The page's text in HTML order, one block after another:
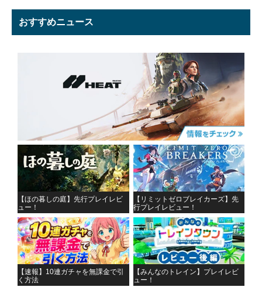
おすすめニュース
【ほの暮しの庭】先行プレイレビ
ュー！
【リミットゼロブレイカーズ】先
行プレイレビュー！
【速報】10連ガチャを無課金で引
く方法
【みんなのトレイン】プレイレビ
ュー！